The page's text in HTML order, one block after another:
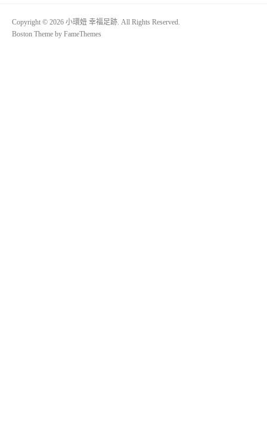
Copyright © 2026 小環妞 幸福足跡. All Rights Reserved.
Boston Theme by FameThemes